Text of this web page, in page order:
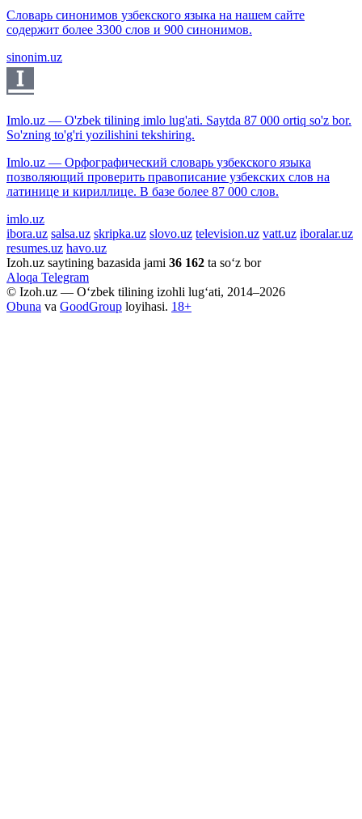
Словарь синонимов узбекского языка на нашем сайте
содержит более 3300 слов и 900 синонимов.
sinonim.uz
Imlo.uz — O'zbek tilining imlo lug'ati. Saytda 87 000 ortiq so'z bor.
So'zning to'g'ri yozilishini tekshiring.
Imlo.uz — Орфографический словарь узбекского языка
позволяющий проверить правописание узбекских слов на
латинице и кириллице. В базе более 87 000 слов.
imlo.uz
ibora.uz salsa.uz skripka.uz slovo.uz television.uz vatt.uz iboralar.uz
resumes.uz havo.uz
Izoh.uz saytining bazasida jami 36 162 ta so‘z bor
Aloqa Telegram
© Izoh.uz — O‘zbek tilining izohli lug‘ati, 2014–2026
Obuna va GoodGroup loyihasi. 18+